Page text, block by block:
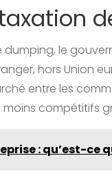
le
hors Union
entre les
compétitifs
: qu’est-ce